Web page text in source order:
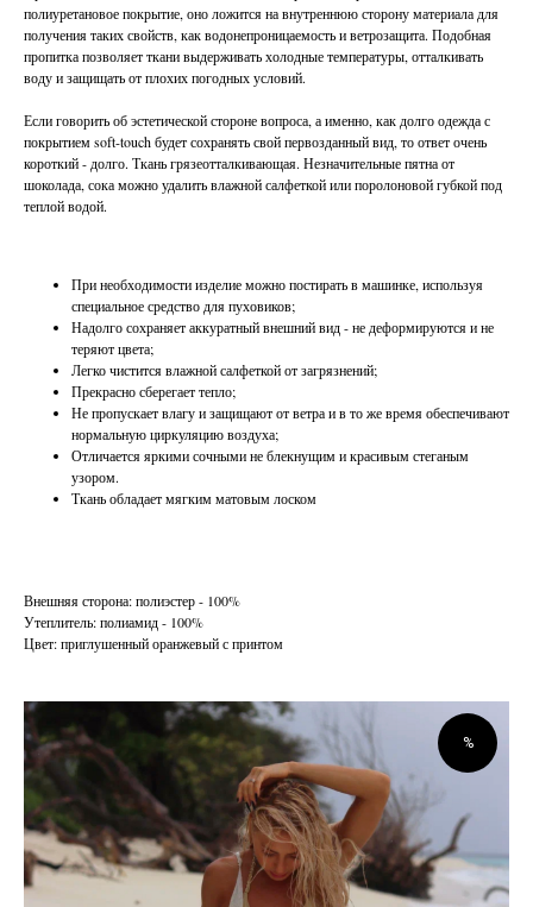
полиуретановое покрытие, оно ложится на внутреннюю сторону материала для
получения таких свойств, как водонепроницаемость и ветрозащита. Подобная
пропитка позволяет ткани выдерживать холодные температуры, отталкивать
воду и защищать от плохих погодных условий.
Если говорить об эстетической стороне вопроса, а именно, как долго одежда с
покрытием soft-touch будет сохранять свой первозданный вид, то ответ очень
короткий - долго. Ткань грязеотталкивающая. Незначительные пятна от
шоколада, сока можно удалить влажной салфеткой или поролоновой губкой под
теплой водой.
При необходимости изделие можно постирать в машинке, используя
специальное средство для пуховиков;
Надолго сохраняет аккуратный внешний вид - не деформируются и не
теряют цвета;
Легко чистится влажной салфеткой от загрязнений;
Прекрасно сберегает тепло;
Не пропускает влагу и защищают от ветра и в то же время обеспечивают
нормальную циркуляцию воздуха;
Отличается яркими сочными не блекнущим и красивым стеганым
узором.
Ткань обладает мягким матовым лоском
Внешняя сторона: полиэстер - 100%
Утеплитель: полиамид - 100%
Цвет: приглушенный оранжевый с принтом
%